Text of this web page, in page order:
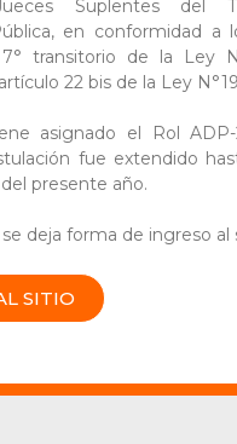
Suplentes del
en conformidad a
transitorio de la Ley
22 bis de la Ley
asignado el Rol
fue extendido
presente año.
deja forma de ingreso al
SITIO